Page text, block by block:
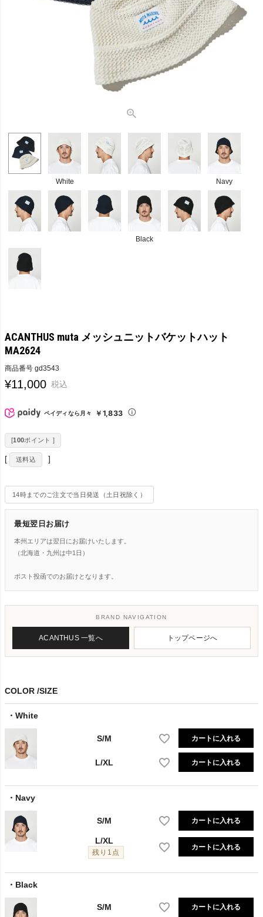
White Navy
Black
ACANTHUS muta メッシュニットバケットハット
MA2624
商品番号 gd3543
¥11,000 税込
ペイディなら月々 ￥1,833
[100ポイント ]
送料込
14時までのご注文で当日発送（土日祝除く）
最短翌日お届け
本州エリアは翌日にお届けいたします。
（北海道・九州は中1日）
ポスト投函でのお届けとなります。
BRAND NAVIGATION
ACANTHUS 一覧へ トップページへ
COLOR SIZE
White
S/M カートに入れる
L/XL カートに入れる
Navy
S/M カートに入れる
L/XL
残り1点
カートに入れる
Black
S/M カートに入れる